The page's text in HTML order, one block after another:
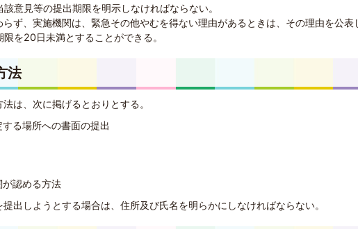
意見等の提出期限を明示しなければならない。
ず、実施機関は、緊急その他やむを得ない理由があるときは、その理由を公表
限を20日未満とすることができる。
法
は、次に掲げるとおりとする。
る場所への書面の提出
認める方法
出しようとする場合は、住所及び氏名を明らかにしなければならない。